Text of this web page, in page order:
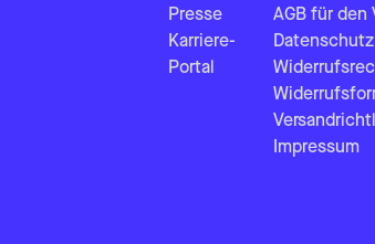
Presse
Karriere-
Portal
AGB für den
Datenschutz
Impressum